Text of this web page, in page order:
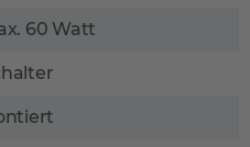
60 Watt